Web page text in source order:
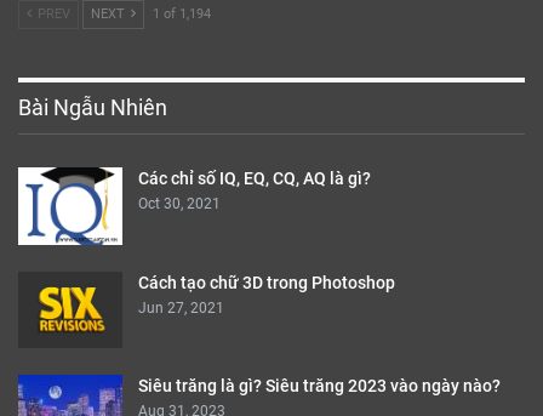
PREV NEXT 1 of 1,194
Bài Ngẫu Nhiên
Các chỉ số IQ, EQ, CQ, AQ là gì?
Oct 30, 2021
Cách tạo chữ 3D trong Photoshop
Jun 27, 2021
Siêu trăng là gì? Siêu trăng 2023 vào ngày nào?
Aug 31, 2023